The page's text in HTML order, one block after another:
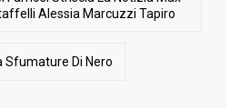
Alessia Marcuzzi Tapiro
Sfumature Di Nero